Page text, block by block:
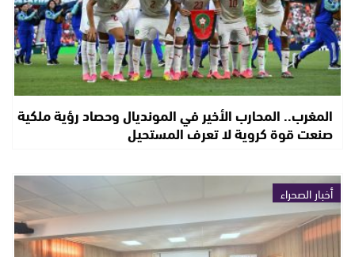
المغرب.. المحارب الأخير في المونديال وحصاد رؤية ملكية
صنعت قوة كروية لا تعرف المستحيل
أخبار الصحراء